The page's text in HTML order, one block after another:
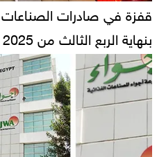
بنهاية الربع الثالث من 2025